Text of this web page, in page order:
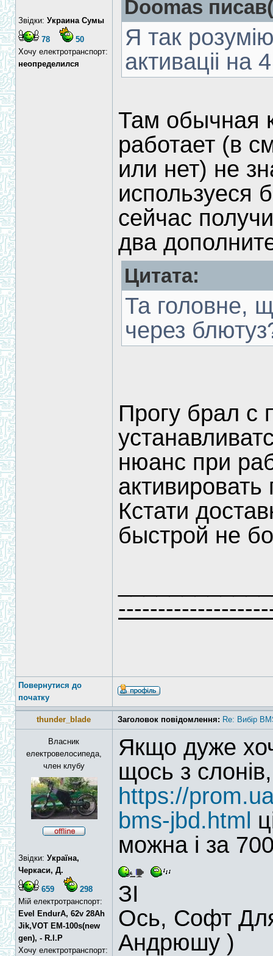
Звідки: Украина Сумы
78
50
Хочу електротранспорт:
неопределился
Doomas
Я так
активаціі на
Там обычная
работает (в
или нет) не
используеся
сейчас
два
Цитата:
Та головне,
через
Прогу брал с
нюанс при
Кстати
быстрой не
Повернутися до
початку
thunder_blade Заголовок повідомлення: Re: Вибір
Власник
електровелосипеда,
член клубу
Звідки: Україна,
Черкаси, Д.
659
298
Мій електротранспорт:
Evel EndurA, 62v 28Ah
Jik,VOT EM-100s(new
gen), - R.I.P
Хочу електротранспорт:
Якщо дуже
щось з
https://
bms-jbd.html
можна і за
ЗІ
Ось, Софт Для
Андрюшу )